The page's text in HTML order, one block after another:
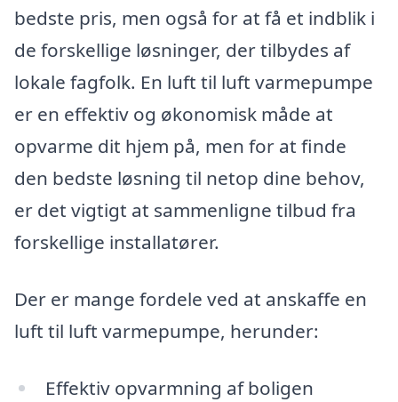
bedste pris, men også for at få et indblik i
de forskellige løsninger, der tilbydes af
lokale fagfolk. En luft til luft varmepumpe
er en effektiv og økonomisk måde at
opvarme dit hjem på, men for at finde
den bedste løsning til netop dine behov,
er det vigtigt at sammenligne tilbud fra
forskellige installatører.
Der er mange fordele ved at anskaffe en
luft til luft varmepumpe, herunder:
Effektiv opvarmning af boligen